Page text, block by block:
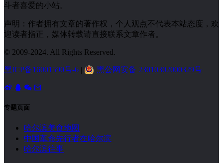
斗者喜爱的小站。
声明：作者拥有文章的著作权，个人观点不代表本站态度，欢
迎读者指正，媒体转载请直接联系文章作者。
© 2009-2024. All Rights Reserved.
黑ICP备16001590号-6 | 黑公网安备 23010302000329号
专题页面
哈尔滨美食地图
中国革命先行者在哈尔滨
哈尔滨往事